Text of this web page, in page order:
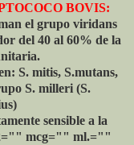
BOVIS:
el grupo viridans
del 40 al 60% de la
S. mitis, S.mutans,
S. milleri (S.
sensible a la
mcg="" ml.=""